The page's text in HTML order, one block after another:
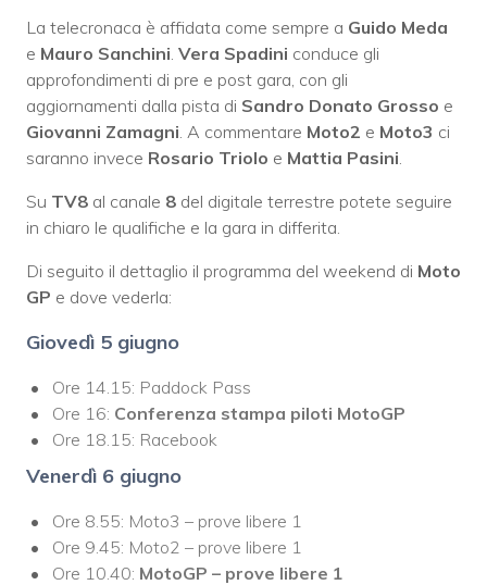
La telecronaca è affidata come sempre a Guido Meda
e Mauro Sanchini Vera Spadini conduce gli
approfondimenti di pre e post gara, con gli
aggiornamenti dalla pista di Sandro Donato Grosso e
Giovanni Zamagni . A commentare Moto2 e Moto3 ci
saranno invece Rosario Triolo e Mattia Pasini
Su TV8 al canale 8 del digitale terrestre potete seguire
in chiaro le qualifiche e la gara in differita.
Di seguito il dettaglio il programma del weekend di Moto
GP e dove vederla:
Giovedì 5 giugno
Ore 14.15: Paddock Pass
Ore 16: Conferenza stampa piloti MotoGP
Ore 18.15: Racebook
Venerdì 6 giugno
Ore 8.55: Moto3 – prove libere 1
Ore 9.45: Moto2 – prove libere 1
Ore 10.40: MotoGP – prove libere 1